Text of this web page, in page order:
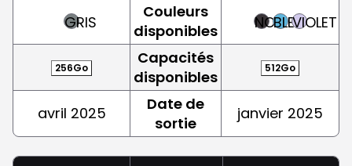
GRIS
Couleurs
disponibles
NOIRBLEUVIOLET
256Go
Capacités
disponibles
512Go
avril 2025
Date de
sortie
janvier 2025